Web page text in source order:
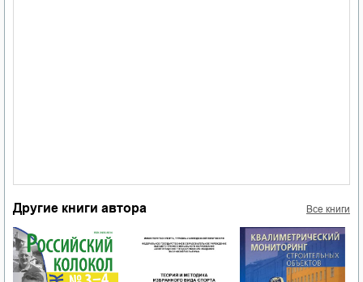
Другие книги автора Все книги